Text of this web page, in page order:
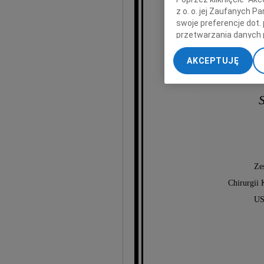
Kliniki
Chirurgii
z o. o. jej Zaufanych
swoje preferencje dot.
przetwarzania danych
„Ustawienia
My, nasi Zaufani
dokładnych danych
Przechowywanie
treści, badnie
AKCEPTUJĘ